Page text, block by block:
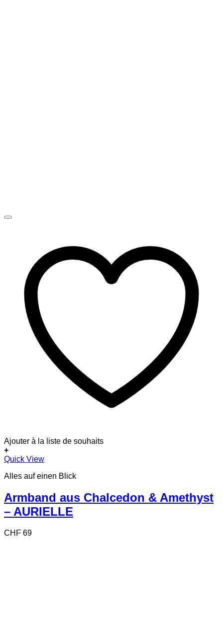
Ajouter à la liste de souhaits
+
Quick View
Alles auf einen Blick
Armband aus Chalcedon & Amethyst
– AURIELLE
CHF 69